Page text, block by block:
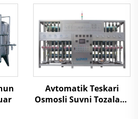
Avtomatik Teskari
Osmosli Suvni Tozalash